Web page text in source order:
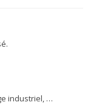
industriel, …